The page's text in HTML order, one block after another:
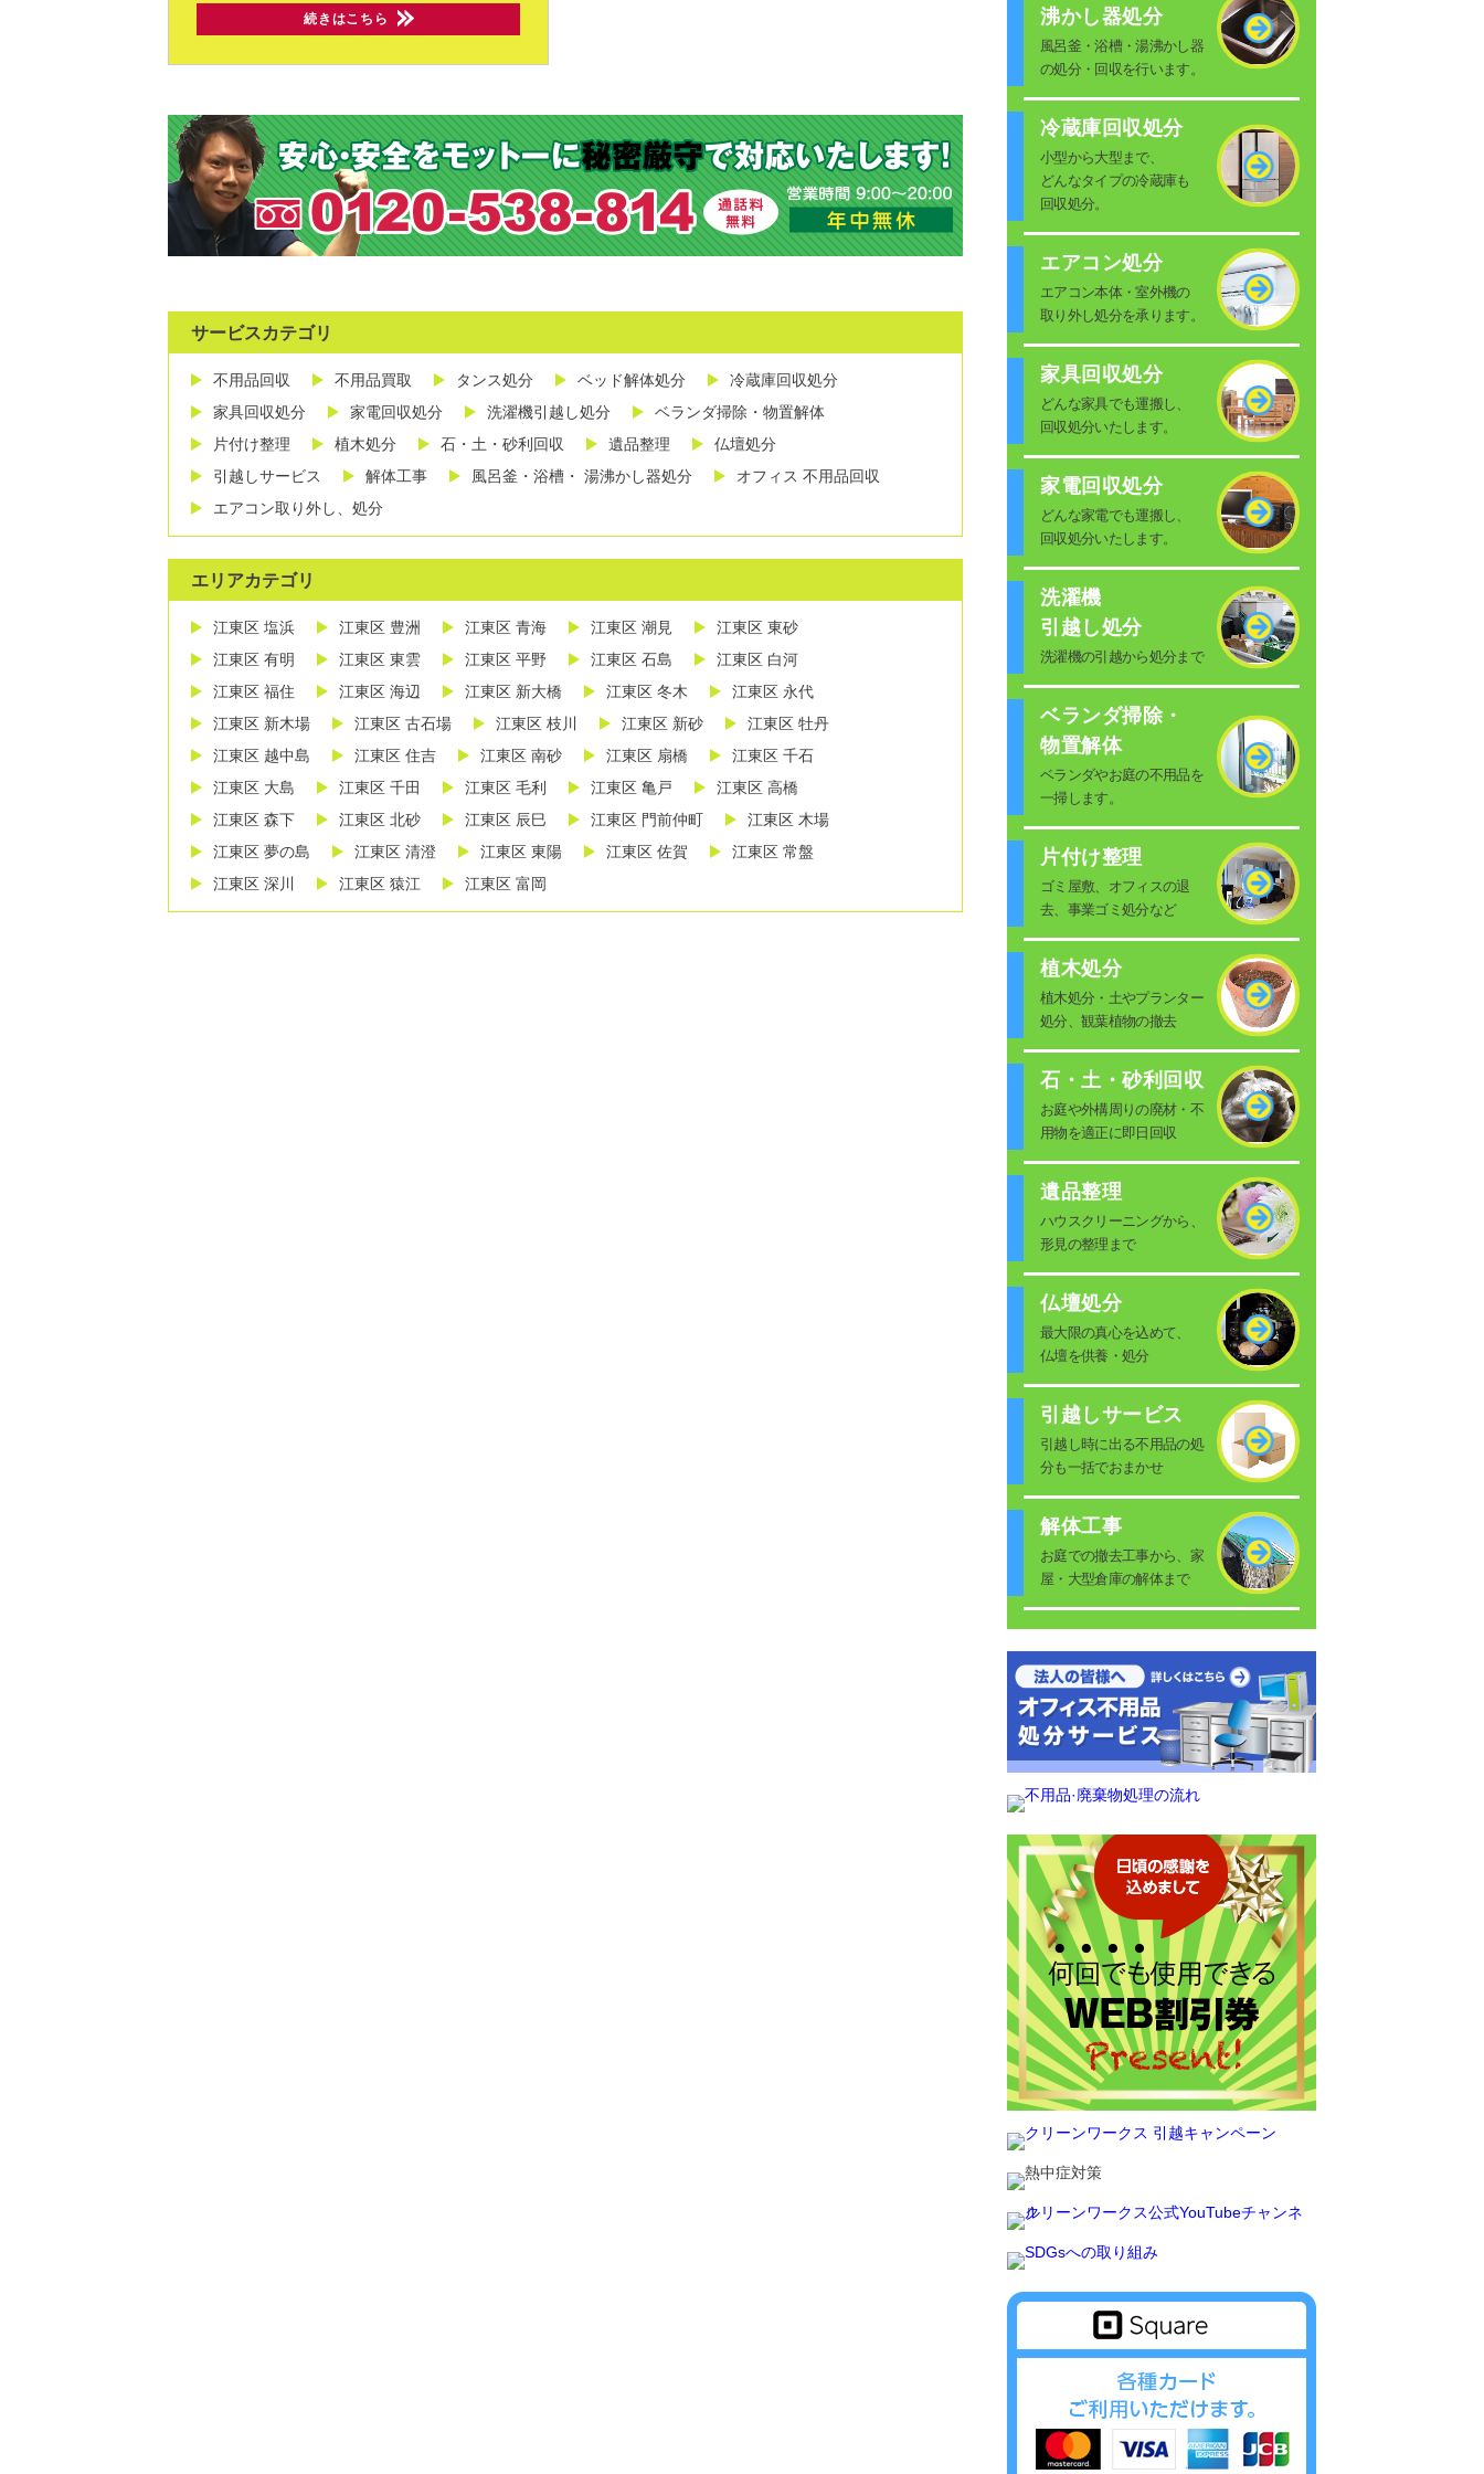
続きはこちら
サービスカテゴリ
不用品回収 不用品買取 タンス処分 ベッド解体処分
冷蔵庫回収処分
家具回収処分
家電回収処分 洗濯機引越し処分
ベランダ掃除・物置解体
片付け整理
植木処分 石・土・砂利回収 遺品整理
仏壇処分
引越しサービス
解体工事 風呂釜・浴槽・ 湯沸かし器処分
オフィス 不用品回収
エアコン取り外し、処分
エリアカテゴリ
江東区 塩浜 江東区 豊洲 江東区 青海 江東区 潮見
江東区 東砂
江東区 有明
江東区 東雲 江東区 平野 江東区 石島
江東区 白河
江東区 福住
江東区 海辺 江東区 新大橋 江東区 冬木
江東区 永代
江東区 新木場
江東区 古石場 江東区 枝川 江東区 新砂
江東区 牡丹
江東区 越中島
江東区 住吉 江東区 南砂 江東区 扇橋
江東区 千石
江東区 大島
江東区 千田 江東区 毛利 江東区 亀戸
江東区 高橋
江東区 森下
江東区 北砂 江東区 辰巳 江東区 門前仲町
江東区 木場
江東区 夢の島
江東区 清澄 江東区 東陽 江東区 佐賀
江東区 常盤
江東区 深川
江東区 猿江 江東区 富岡
沸かし器処分
風呂釜・浴槽・湯沸かし器
の処分・回収を行います。
冷蔵庫回収処分
小型から大型まで、
どんなタイプの冷蔵庫も
回収処分。
エアコン処分
エアコン本体・室外機の
取り外し処分を承ります。
家具回収処分
どんな家具でも運搬し、
回収処分いたします。
家電回収処分
どんな家電でも運搬し、
回収処分いたします。
洗濯機
引越し処分
洗濯機の引越から処分まで
ベランダ掃除・
物置解体
ベランダやお庭の不用品を
一掃します。
片付け整理
ゴミ屋敷、オフィスの退
去、事業ゴミ処分など
植木処分
植木処分・土やプランター
処分、観葉植物の撤去
石・土・砂利回収
お庭や外構周りの廃材・不
用物を適正に即日回収
遺品整理
ハウスクリーニングから、
形見の整理まで
仏壇処分
最大限の真心を込めて、
仏壇を供養・処分
引越しサービス
引越し時に出る不用品の処
分も一括でおまかせ
解体工事
お庭での撤去工事から、家
屋・大型倉庫の解体まで